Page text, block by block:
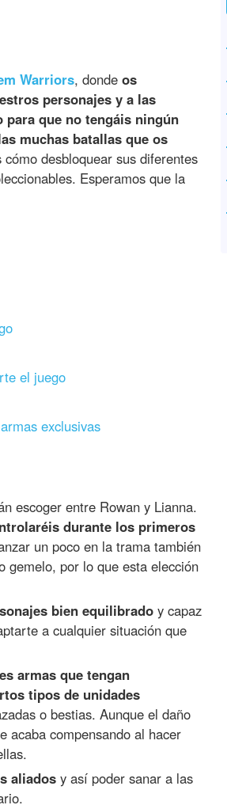
Warriors, donde os
personajes y a las
que no tengáis ningún
muchas batallas que os
desbloquear sus diferentes
Esperamos que la
el juego
exclusivas
escoger entre Rowan y Lianna.
durante los primeros
un poco en la trama también
gemelo, por lo que esta elección
bien equilibrado y capaz
a cualquier situación que
armas que tengan
tipos de unidades
o bestias. Aunque el daño
acaba compensando al hacer
aliados y así poder sanar a las